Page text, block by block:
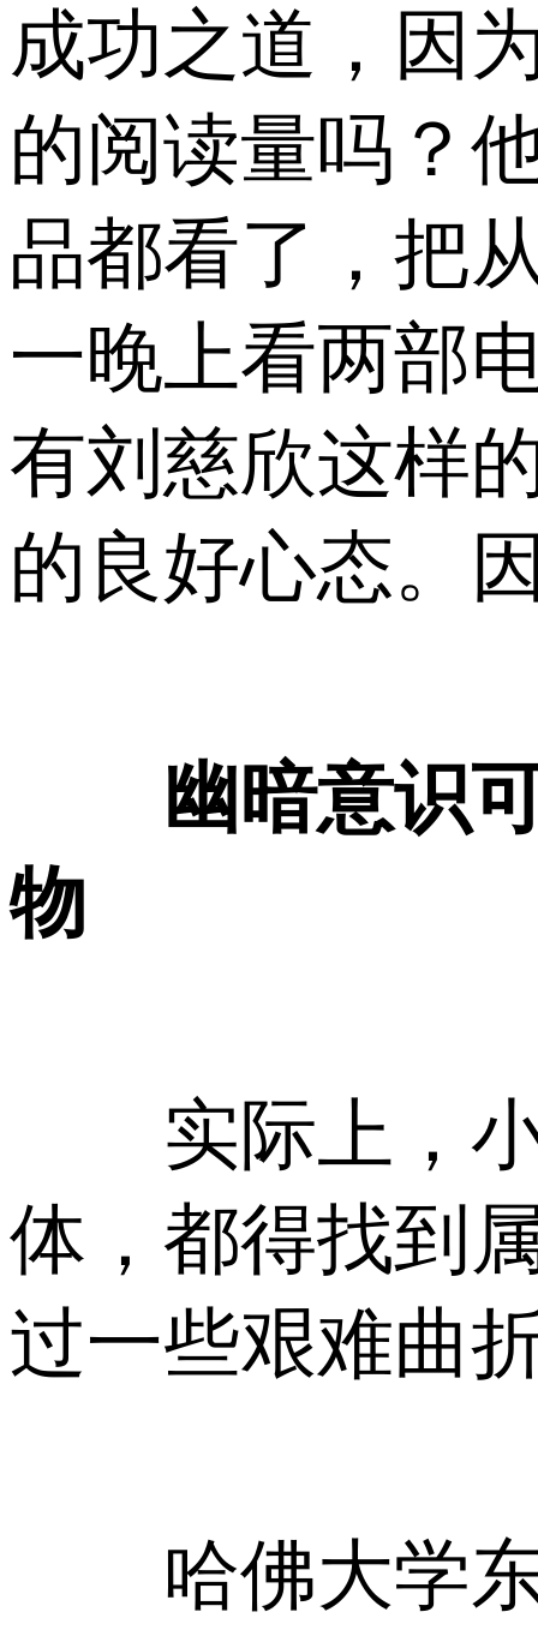
成功之道，因
的阅读量吗？
品都看了，把
一晚上看两部
有刘慈欣这样
的良好心态。
幽暗意识
物
实际上，小
体，都得找到
过一些艰难曲
哈佛大学东